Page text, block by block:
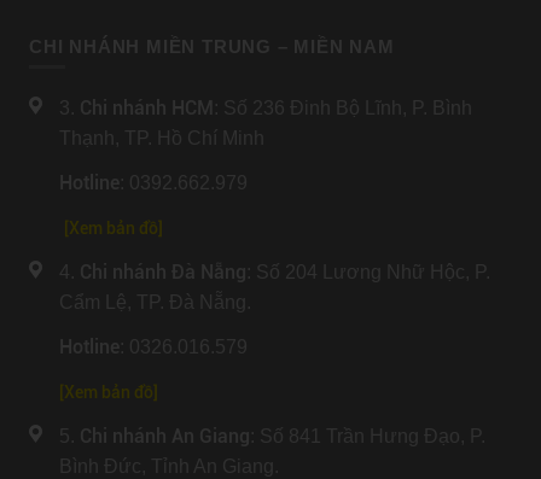
CHI NHÁNH MIỀN TRUNG – MIỀN NAM
3. Chi nhánh HCM : Số 236 Đinh Bộ Lĩnh, P. Bình
Thạnh, TP. Hồ Chí Minh
Hotline: 0392.662.979
[Xem bản đồ]
4. Chi nhánh Đà Nẵng: Số 204 Lương Nhữ Hộc, P.
Cẩm Lệ, TP. Đà Nẵng.
Hotline: 0326.016.579
Xem bản đồ
5. Chi nhánh An Giang: Số 841 Trần Hưng Đạo, P.
Bình Đức, Tỉnh An Giang.